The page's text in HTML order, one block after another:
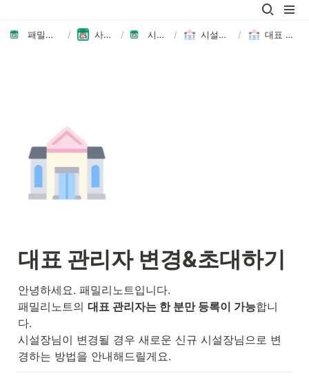
패밀리노트에 오신 것을 환영합니다👏🏻 / 사용자 가이드 모음 / 시설장/직원 가이드 / 시설장/직원으로 시작하기 / 대표 관리자 변경&초대하기
대표 관리자 변경&초대하기
안녕하세요. 패밀리노트입니다.
패밀리노트의 대표 관리자는 한 분만 등록이 가능합니
다.
시설장님이 변경될 경우 새로운 신규 시설장님으로 변
경하는 방법을 안내해드릴게요.